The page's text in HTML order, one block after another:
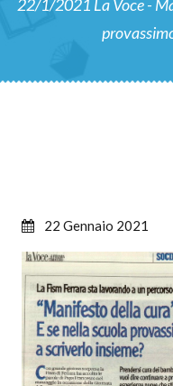
22/1/2021 La Voce -
22 Gennaio 2021